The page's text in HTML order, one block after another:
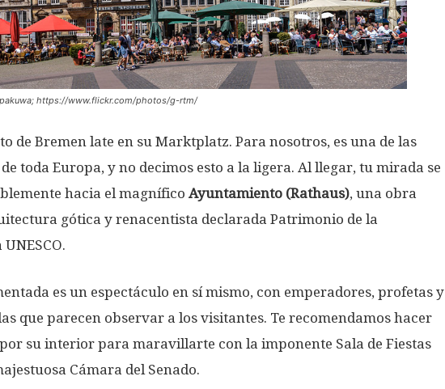
https://www.flickr.com/photos/g-rtm/
de Bremen late en su Marktplatz. Para nosotros, es una de las
toda Europa, y no decimos esto a la ligera. Al llegar, tu mirada se
hacia el magnífico Ayuntamiento (Rathaus), una obra
gótica y renacentista declarada Patrimonio de la
es un espectáculo en sí mismo, con emperadores, profetas y
que parecen observar a los visitantes. Te recomendamos hacer
su interior para maravillarte con la imponente Sala de Fiestas
Cámara del Senado.